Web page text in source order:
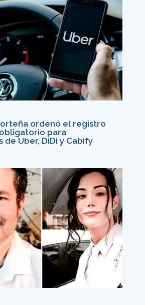
ordenó el registro
para
Uber, DiDi y Cabify